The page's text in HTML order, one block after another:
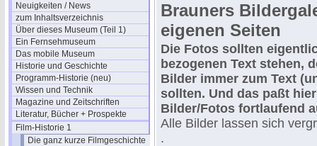
Neuigkeiten / News
zum Inhaltsverzeichnis
Über dieses Museum (Teil 1)
Ein Fernsehmuseum
Das mobile Museum
Historie und Geschichte
Programm-Historie (neu)
Wissen und Technik
Magazine und Zeitschriften
Literatur, Bücher + Prospekte
Film-Historie 1
Die ganz kurze Filmgeschichte
Brauners
eigenen Seiten
Die Fotos sollten
bezogenen Text stehen,
Bilder immer zum Text
sollten. Und das paßt
Bilder/Fotos fortlaufend
Alle Bilder lassen sich
.